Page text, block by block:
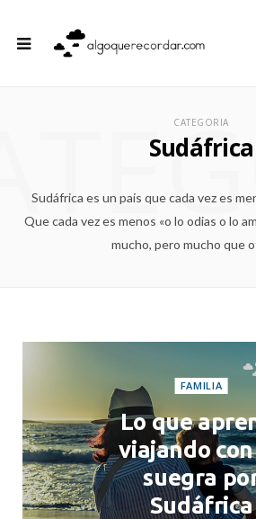
CATEGORIA
Sudáfrica
Sudáfrica es un país que cada vez es
Que cada vez es menos «o lo odias o lo
mucho, pero mucho que
FAMILIA
Lo que
viajando
suegra
Sudáfrica